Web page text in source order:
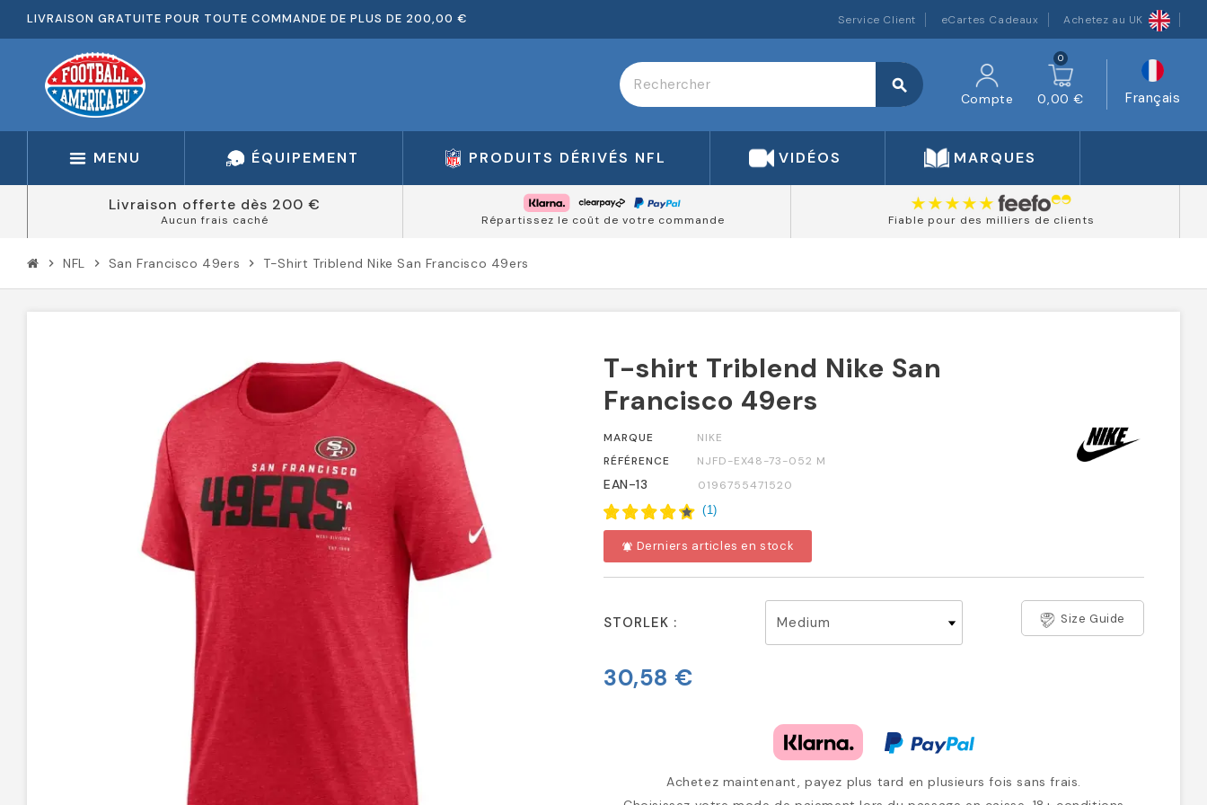
LIVRAISON GRATUITE POUR TOUTE COMMANDE DE PLUS DE 200,00 € Service Client eCartes Cadeaux Achetez au UK
search
Compte
0
0,00 € Français
MENU ÉQUIPEMENT PRODUITS DÉRIVÉS NFL VIDÉOS MARQUES
Livraison offerte dès 200 €
Aucun frais caché Répartissez le coût de votre commande Fiable pour des milliers de clients
chevron_right NFL chevron_right San Francisco 49ers chevron_right T-Shirt Triblend Nike San Francisco 49ers
T-shirt Triblend Nike San
Francisco 49ers
MARQUE
NIKE
RÉFÉRENCE
NJFD-EX48-73-052 M
EAN-13 0196755471520
(1)
notifications_active Derniers articles en stock
STORLEK : Size Guide
30,58 €
Achetez maintenant, payez plus tard en plusieurs fois sans frais.